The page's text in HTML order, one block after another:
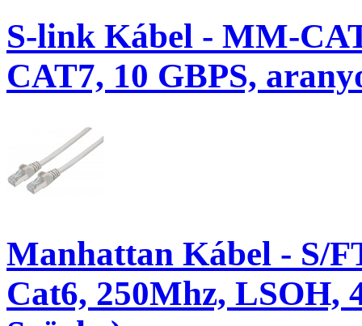
S-link Kábel - MM-
CAT7, 10 GBPS,
Manhattan Kábel - S/
Cat6, 250Mhz, LSOH,